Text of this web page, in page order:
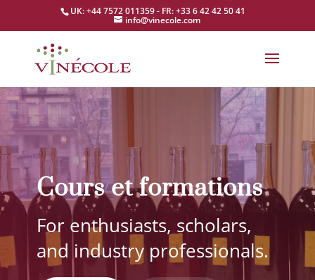
UK: +44 7572 011359 - FR: +33 6 42 42 50 41
info@vinecole.com
Cours et formations
For enthusiasts, scholars,
and industry professionals.